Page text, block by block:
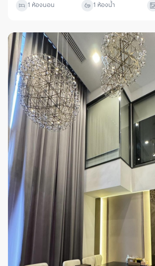
1 ห้องนอน 1 ห้องน้ำ